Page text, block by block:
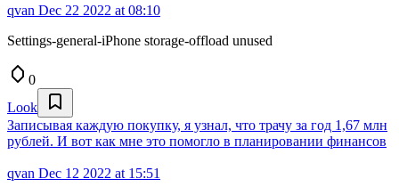
qvan Dec 22 2022 at 08:10
Settings-general-iPhone storage-offload unused
0
Look
Записывая каждую покупку, я узнал, что трачу за год 1,67 млн
рублей. И вот как мне это помогло в планировании финансов
qvan Dec 12 2022 at 15:51